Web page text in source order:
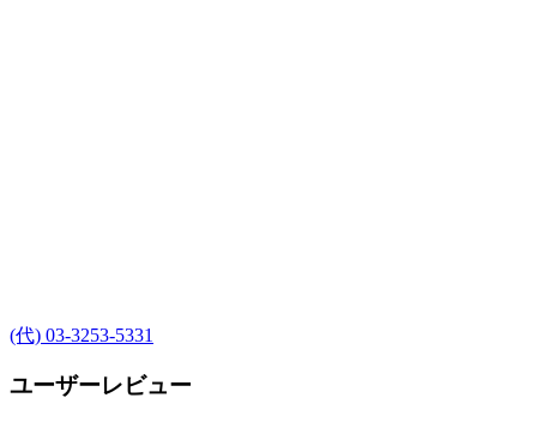
(代) 03-3253-5331
ユーザーレビュー